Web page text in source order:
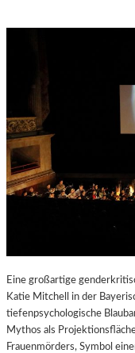
Eine großartige
Katie Mitchell in der
tiefenpsychologische
Mythos als
Frauenmörders, Symbol